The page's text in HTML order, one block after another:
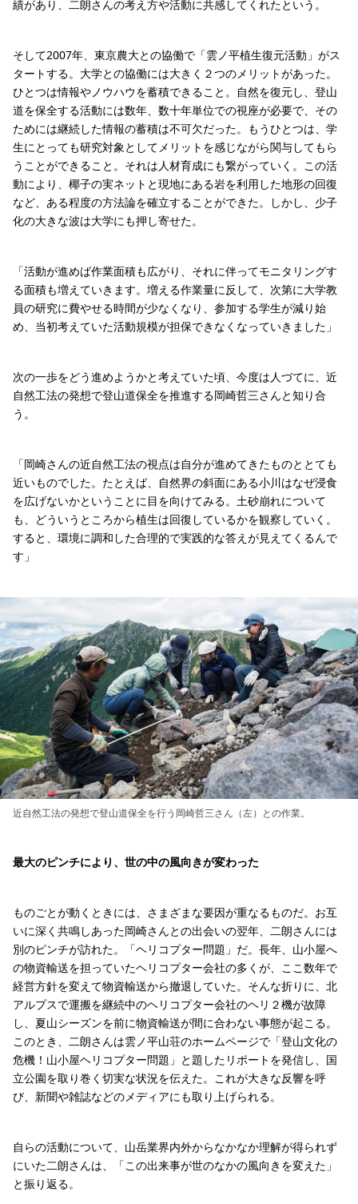
績があり、二朗さんの考え方や活動に共感してくれたという。
そして2007年、東京農大との協働で「雲ノ平植生復元活動」がス
タートする。大学との協働には大きく２つのメリットがあった。
ひとつは情報やノウハウを蓄積できること。自然を復元し、登山
道を保全する活動には数年、数十年単位での視座が必要で、その
ためには継続した情報の蓄積は不可欠だった。もうひとつは、学
生にとっても研究対象としてメリットを感じながら関与してもら
うことができること。それは人材育成にも繋がっていく。この活
動により、椰子の実ネットと現地にある岩を利用した地形の回復
など、ある程度の方法論を確立することができた。しかし、少子
化の大きな波は大学にも押し寄せた。
「活動が進めば作業面積も広がり、それに伴ってモニタリングす
る面積も増えていきます。増える作業量に反して、次第に大学教
員の研究に費やせる時間が少なくなり、参加する学生が減り始
め、当初考えていた活動規模が担保できなくなっていきました」
次の一歩をどう進めようかと考えていた頃、今度は人づてに、近
自然工法の発想で登山道保全を推進する岡崎哲三さんと知り合
う。
「岡崎さんの近自然工法の視点は自分が進めてきたものととても
近いものでした。たとえば、自然界の斜面にある小川はなぜ浸食
を広げないかということに目を向けてみる。土砂崩れについて
も、どういうところから植生は回復しているかを観察していく。
すると、環境に調和した合理的で実践的な答えが見えてくるんで
す」
近自然工法の発想で登山道保全を行う岡崎哲三さん（左）との作業。
最大のピンチにより、世の中の風向きが変わった
ものごとが動くときには、さまざまな要因が重なるものだ。お互
いに深く共鳴しあった岡崎さんとの出会いの翌年、二朗さんには
別のピンチが訪れた。「ヘリコプター問題」だ。長年、山小屋へ
の物資輸送を担っていたヘリコプター会社の多くが、ここ数年で
経営方針を変えて物資輸送から撤退していた。そんな折りに、北
アルプスで運搬を継続中のヘリコプター会社のヘリ２機が故障
し、夏山シーズンを前に物資輸送が間に合わない事態が起こる。
このとき、二朗さんは雲ノ平山荘のホームページで「登山文化の
危機！山小屋ヘリコプター問題」と題したリポートを発信し、国
立公園を取り巻く切実な状況を伝えた。これが大きな反響を呼
び、新聞や雑誌などのメディアにも取り上げられる。
自らの活動について、山岳業界内外からなかなか理解が得られず
にいた二朗さんは、「この出来事が世のなかの風向きを変えた」
と振り返る。